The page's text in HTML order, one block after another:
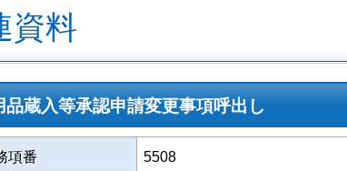
資料
蔵入等承認申請変更事項呼出し
項番
5508